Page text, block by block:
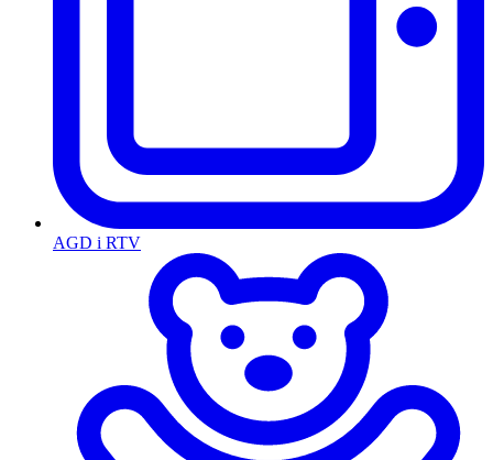
AGD i RTV